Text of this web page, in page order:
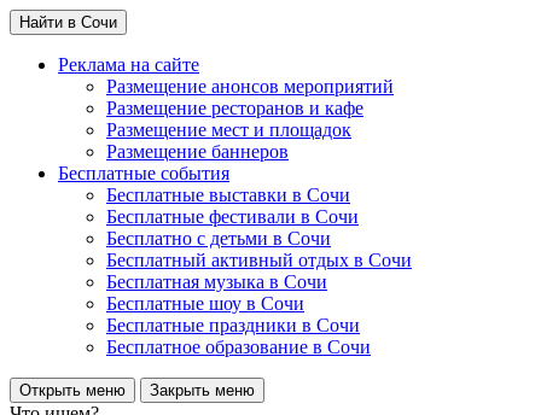
Найти в Сочи
Реклама на сайте
Размещение анонсов мероприятий
Размещение ресторанов и кафе
Размещение мест и площадок
Размещение баннеров
Бесплатные события
Бесплатные выставки в Сочи
Бесплатные фестивали в Сочи
Бесплатно с детьми в Сочи
Бесплатный активный отдых в Сочи
Бесплатная музыка в Сочи
Бесплатные шоу в Сочи
Бесплатные праздники в Сочи
Бесплатное образование в Сочи
Открыть меню Закрыть меню